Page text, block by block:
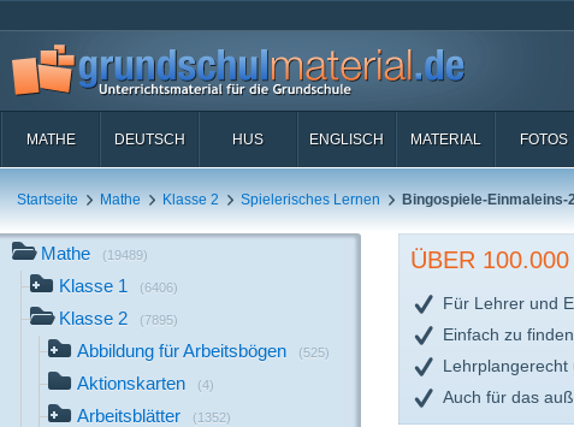
MATHE DEUTSCH HUS ENGLISCH MATERIAL FOTOS
Startseite Mathe Klasse 2 Spielerisches Lernen Bingospiele-Einmaleins-
Mathe (19489)
Klasse 1 (6406)
Klasse 2 (7895)
Abbildung für Arbeitsbögen (525)
Aktionskarten (4)
Arbeitsblätter (1352)
ÜBER
Für Lehrer und
Einfach zu
Lehrplangerecht
Auch für das